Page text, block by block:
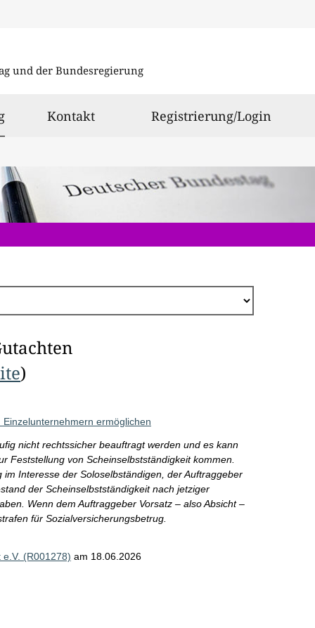
und der Bundesregierung
ausgewählt
Kontakt Registrierung/Login
)
ermöglichen
nicht rechtssicher beauftragt werden und es kann
Feststellung von Scheinselbstständigkeit kommen.
Interesse der Soloselbständigen, der Auftraggeber
der Scheinselbstständigkeit nach jetziger
Wenn dem Auftraggeber Vorsatz – also Absicht –
für Sozialversicherungsbetrug.
(R001278) am 18.06.2026